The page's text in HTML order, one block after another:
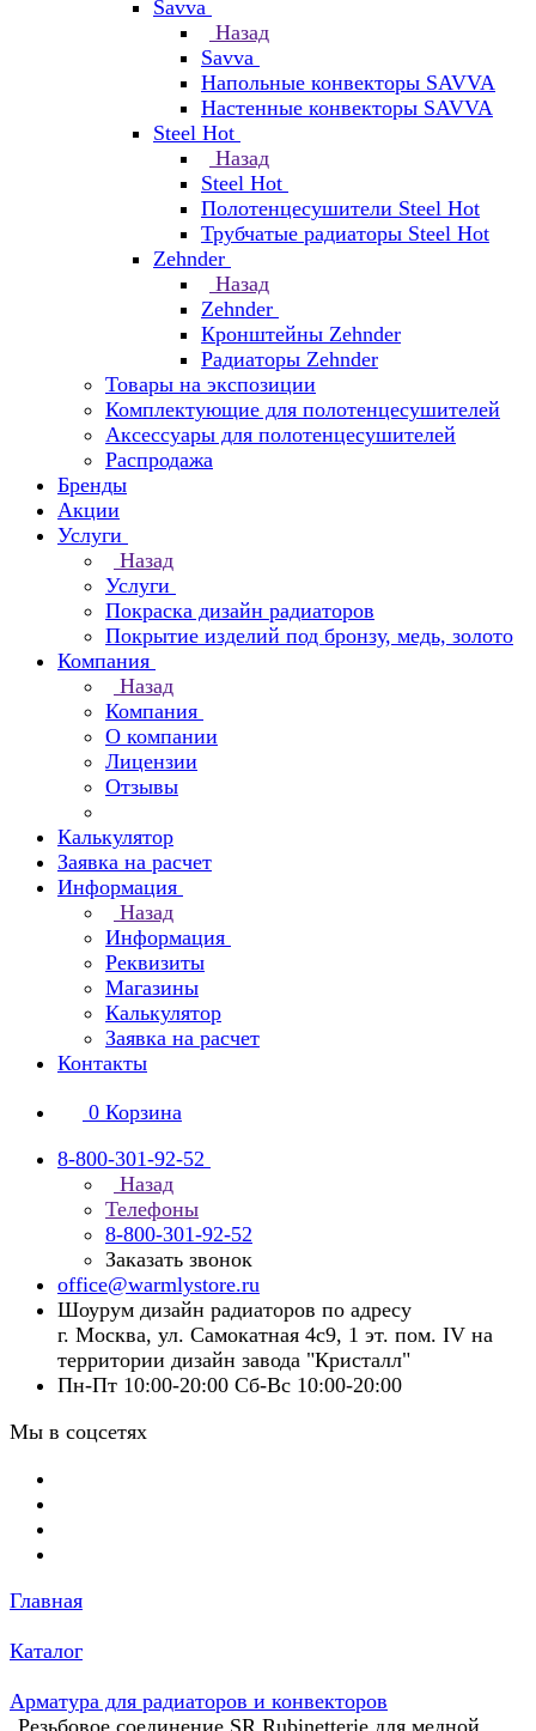
Savva
Назад
Savva
Напольные конвекторы SAVVA
Настенные конвекторы SAVVA
Steel Hot
Назад
Steel Hot
Полотенцесушители Steel Hot
Трубчатые радиаторы Steel Hot
Zehnder
Назад
Zehnder
Кронштейны Zehnder
Радиаторы Zehnder
Товары на экспозиции
Комплектующие для полотенцесушителей
Аксессуары для полотенцесушителей
Распродажа
Бренды
Акции
Услуги
Назад
Услуги
Покраска дизайн радиаторов
Покрытие изделий под бронзу, медь, золото
Компания
Назад
Компания
О компании
Лицензии
Отзывы
Калькулятор
Заявка на расчет
Информация
Назад
Информация
Реквизиты
Магазины
Калькулятор
Заявка на расчет
Контакты
0 Корзина
8-800-301-92-52
Назад
Телефоны
8-800-301-92-52
Заказать звонок
office@warmlystore.ru
Шоурум дизайн радиаторов по адресу
г. Москва, ул. Самокатная 4с9, 1 эт. пом. IV на
территории дизайн завода "Кристалл"
Пн-Пт 10:00-20:00 Сб-Вс 10:00-20:00
Мы в соцсетях
Главная
Каталог
Арматура для радиаторов и конвекторов
Резьбовое соединение SR Rubinetterie для медной